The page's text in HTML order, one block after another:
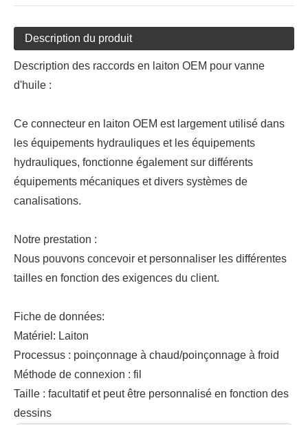
Description du produit
Description des raccords en laiton OEM pour vanne
d'huile :
Ce connecteur en laiton OEM est largement utilisé dans
les équipements hydrauliques et les équipements
hydrauliques, fonctionne également sur différents
équipements mécaniques et divers systèmes de
canalisations.
Notre prestation :
Nous pouvons concevoir et personnaliser les différentes
tailles en fonction des exigences du client.
Fiche de données:
Matériel: Laiton
Processus : poinçonnage à chaud/poinçonnage à froid
Méthode de connexion : fil
Taille : facultatif et peut être personnalisé en fonction des
dessins